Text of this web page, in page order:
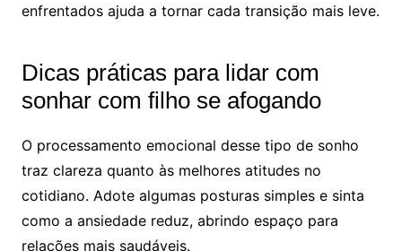
enfrentados ajuda a tornar cada transição mais leve.
Dicas práticas para lidar com
sonhar com filho se afogando
O processamento emocional desse tipo de sonho
traz clareza quanto às melhores atitudes no
cotidiano. Adote algumas posturas simples e sinta
como a ansiedade reduz, abrindo espaço para
relações mais saudáveis.